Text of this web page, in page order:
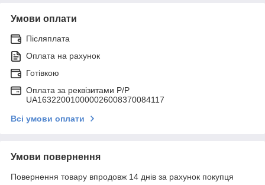
Умови оплати
Післяплата
Оплата на рахунок
Готівкою
Оплата за реквізитами P/Р
UA163220010000026008370084117
Всі умови оплати
Умови повернення
Повернення товару впродовж 14 днів за рахунок покупця